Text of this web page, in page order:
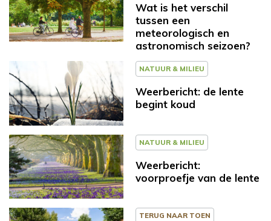
Wat is het verschil
tussen een
meteorologisch en
astronomisch seizoen?
NATUUR & MILIEU
Weerbericht: de lente
begint koud
NATUUR & MILIEU
Weerbericht:
voorproefje van de lente
TERUG NAAR TOEN